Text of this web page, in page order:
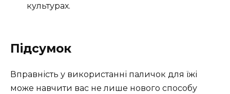
культурах.
Підсумок
Вправність у використанні паличок для їжі
може навчити вас не лише нового способу